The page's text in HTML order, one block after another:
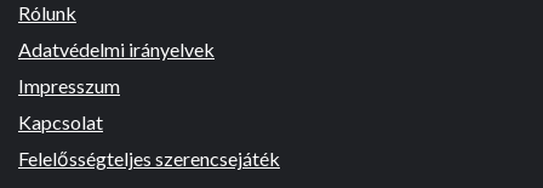
Rólunk
Adatvédelmi irányelvek
Impresszum
Kapcsolat
Felelősségteljes szerencsejáték